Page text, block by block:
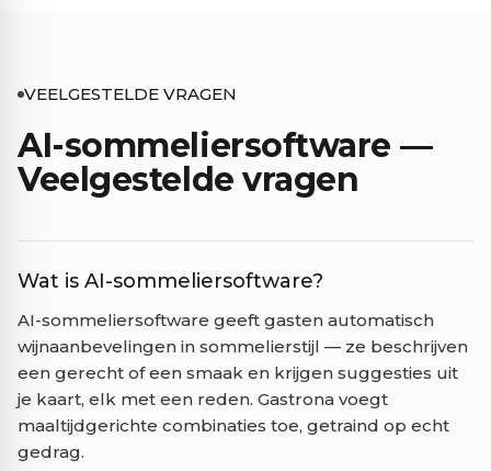
VEELGESTELDE VRAGEN
AI-sommeliersoftware —
Veelgestelde vragen
Wat is AI-sommeliersoftware?
AI-sommeliersoftware geeft gasten automatisch
wijnaanbevelingen in sommelierstijl — ze beschrijven
een gerecht of een smaak en krijgen suggesties uit
je kaart, elk met een reden. Gastrona voegt
maaltijdgerichte combinaties toe, getraind op echt
gedrag.